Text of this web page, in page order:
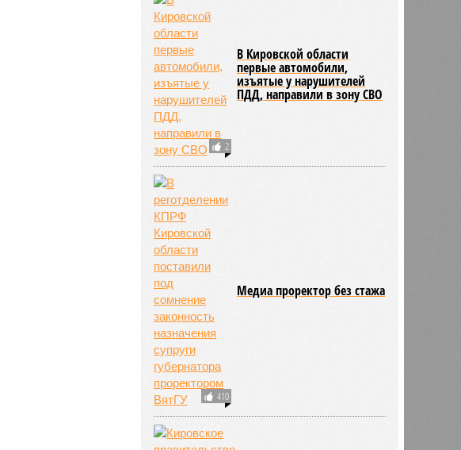
2
В Кировской области
первые автомобили,
изъятые у нарушителей
ПДД, направили в зону СВО
410
Медиа проректор без стажа